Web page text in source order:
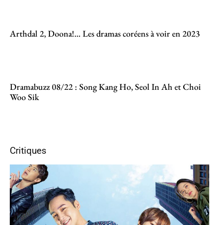
Arthdal 2, Doona!… Les dramas coréens à voir en 2023
Dramabuzz 08/22 : Song Kang Ho, Seol In Ah et Choi
Woo Sik
Critiques